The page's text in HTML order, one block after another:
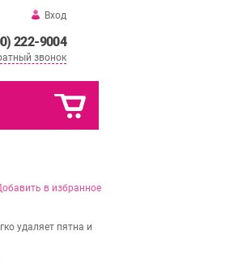
Вход
222-9004
звонок
в избранное
удаляет пятна и